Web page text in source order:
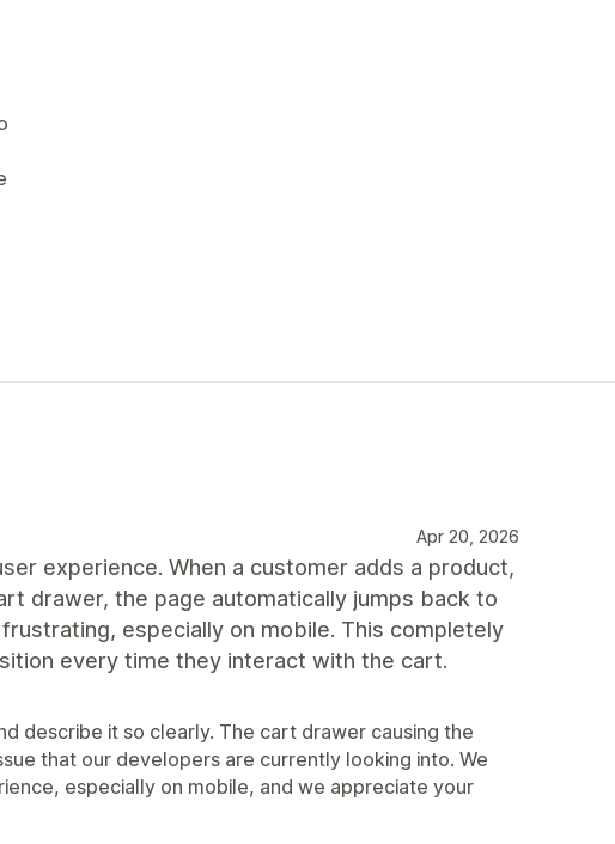
Apr 20, 2026
experience. When a customer adds a product,
drawer, the page automatically jumps back to
especially on mobile. This completely
every time they interact with the cart.
describe it so clearly. The cart drawer causing the
that our developers are currently looking into. We
especially on mobile, and we appreciate your